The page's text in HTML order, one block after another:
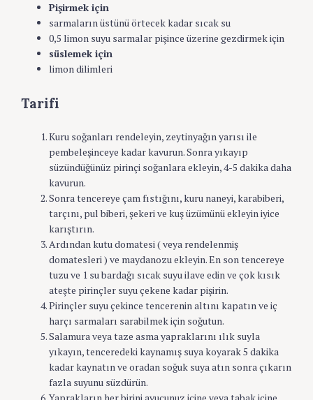
Pişirmek için
sarmaların üstünü örtecek kadar sıcak su
0,5 limon suyu sarmalar pişince üzerine gezdirmek için
süslemek için
limon dilimleri
Tarifi
Kuru soğanları rendeleyin, zeytinyağın yarısı ile
pembeleşinceye kadar kavurun. Sonra yıkayıp
süzündüğünüz pirinçi soğanlara ekleyin, 4-5 dakika daha
kavurun.
Sonra tencereye çam fıstığını, kuru naneyi, karabiberi,
tarçını, pul biberi, şekeri ve kuş üzümünü ekleyin iyice
karıştırın.
Ardından kutu domatesi ( veya rendelenmiş
domatesleri ) ve maydanozu ekleyin. En son tencereye
tuzu ve 1 su bardağı sıcak suyu ilave edin ve çok kısık
ateşte pirinçler suyu çekene kadar pişirin.
Pirinçler suyu çekince tencerenin altını kapatın ve iç
harçı sarmaları sarabilmek için soğutun.
Salamura veya taze asma yapraklarını ılık suyla
yıkayın, tenceredeki kaynamış suya koyarak 5 dakika
kadar kaynatın ve oradan soğuk suya atın sonra çıkarın
fazla suyunu süzdürün.